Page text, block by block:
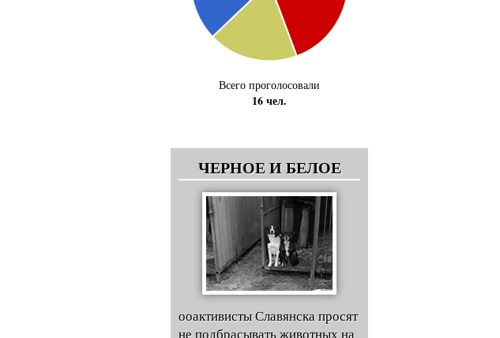
Всего проголосовали
16 чел.
ЧЕРНОЕ И БЕЛОЕ
ооактивисты Славянска просят
не подбрасывать животных на